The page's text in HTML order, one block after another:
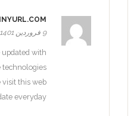
9 فروردین 1401 در 10:51 ب.ظ
updated with
technologies
visit this web
everyday.